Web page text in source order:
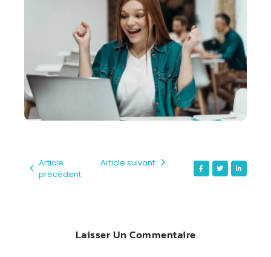
Article
précédent
Article suivant
Laisser Un Commentaire